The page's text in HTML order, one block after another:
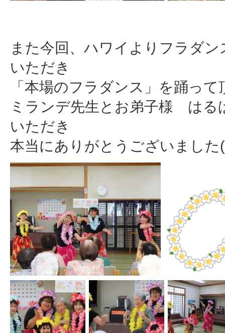
また今回、ハワイよりフラダ
いただき
「本場のフラダンス」を踊っ
ミランデ先生とお弟子様 はる
いただき
本当にありがとうございまし